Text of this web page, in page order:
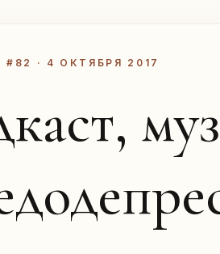
· 4 ОКТЯБРЯ 2017